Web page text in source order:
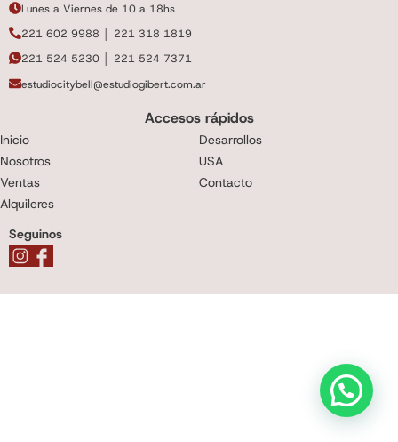
Lunes a Viernes de 10 a 18hs
221 602 9988 │ 221 318 1819
221 524 5230 │ 221 524 7371
estudiocitybell@estudiogibert.com.ar
Accesos rápidos
Inicio
Nosotros
Ventas
Alquileres
Desarrollos
USA
Contacto
Seguinos